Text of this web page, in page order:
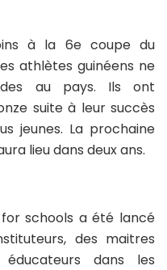
à la 6e coupe du
athlètes guinéens ne
au pays. Ils ont
suite à leur succès
jeunes. La prochaine
lieu dans deux ans.
schools a été lancé
des maitres
éducateurs dans les